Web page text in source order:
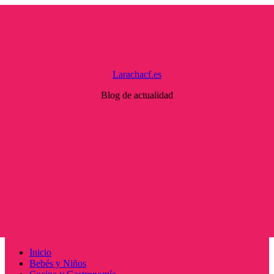
Larachacf.es
Blog de actualidad
Menú
principal
Inicio
Bebés y Niños